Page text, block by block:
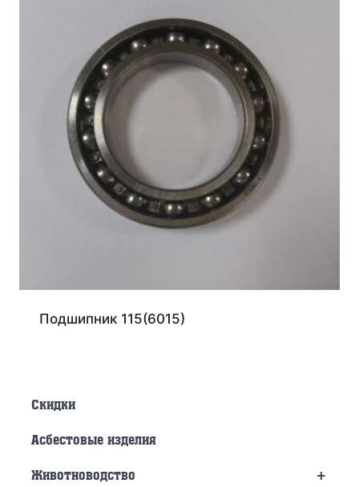
Подшипник 115(6015)
Скидки
Асбестовые изделия
+
Животноводство